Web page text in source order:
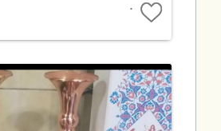
0